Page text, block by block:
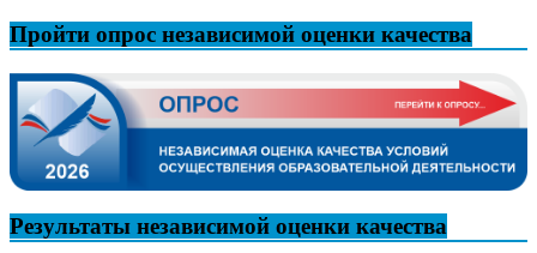
Пройти опрос независимой оценки качества
Результаты независимой оценки качества